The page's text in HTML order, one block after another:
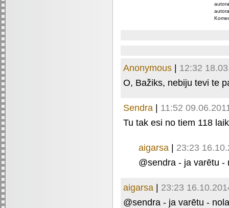
Anonymous | 12:32
O, Bažiks, nebiju tevi te
Sendra | 11:52
Tu tak esi no tiem 118
aigarsa | 23:23
@sendra - ja varētu
aigarsa | 23:23
@sendra - ja varētu -